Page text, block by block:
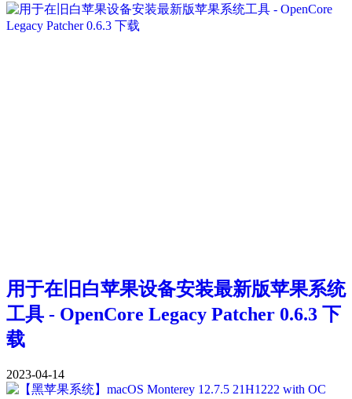
用于在旧白苹果设备安装最新版苹果系统
工具 - OpenCore Legacy Patcher 0.6.3 下
载
2023-04-14